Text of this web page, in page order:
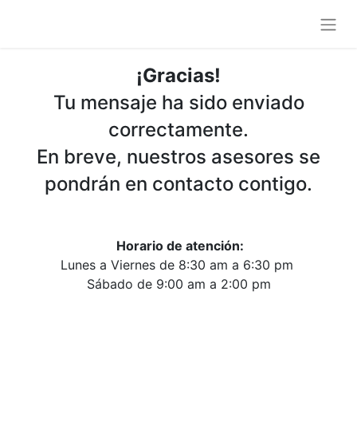
¡Gracias!
Tu mensaje ha sido enviado
correctamente.
En breve, nuestros asesores se
pondrán en contacto contigo.
Horario de atención:
Lunes a Viernes de 8:30 am a 6:30 pm
Sábado de 9:00 am a 2:00 pm